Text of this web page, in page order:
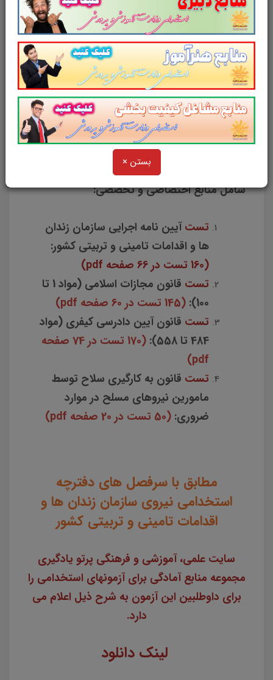
بستن ×
تستآشنایی با قوانین و مقررات
اداری:(220 تست در 51 صفحه pdf)
تستمعلومات عمومی + تست هوش
و توانمندی های عمومی
(311 تست در
65 صفحه pdf)
تستزبان انگلیسی عمومی: (2000
تست در 226 صفحه pdf)
تستفناوری اطلاعات
(220 تست در
شامل منابع اختصاصی و تخصصی:
تستآیین نامه اجرایی سازمان زندان
ها و اقدامات تامینی و تربیتی کشور:
(160 تست در 66 صفحه pdf)
تست
قانون مجازات اسلامی (مواد 1 تا
100):
(145 تست در 60 صفحه pdf)
تست قانون آیین دادرسی کیفری (مواد
484 تا 558):
(170 تست در 74 صفحه
pdf)
تست قانون به کارگیری سلاح توسط
مامورین نیروهای مسلح در موارد
ضروری: (50 تست در 20 صفحه pdf)
مطابق با سرفصل های دفترچه
استخدامی نیروی سازمان زندان ها و
اقدامات تامینی و تربیتی کشور
سایت علمی، آموزشی و فرهنگی پرتو یادگیری
مجموعه منابع آمادگی برای آزمونهای استخدامی را
برای داوطلبین این آزمون به شرح ذیل اعلام می
دارد.
لینک دانلود